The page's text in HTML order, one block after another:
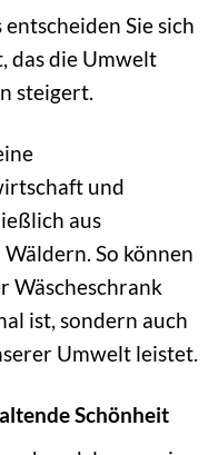
Sie sich
das die Umwelt
steigert.
und
aus
So können
Wäscheschrank
ist, sondern auch
Umwelt leistet.
Schönheit